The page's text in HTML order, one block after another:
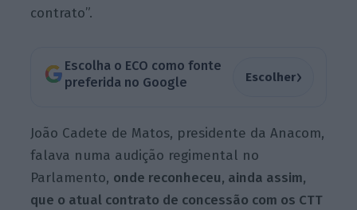
contrato”.
Escolha o ECO como fonte
preferida no Google
Escolher›
João Cadete de Matos, presidente da Anacom,
falava numa audição regimental no
Parlamento, onde reconheceu, ainda assim,
que o atual contrato de concessão com os CTT